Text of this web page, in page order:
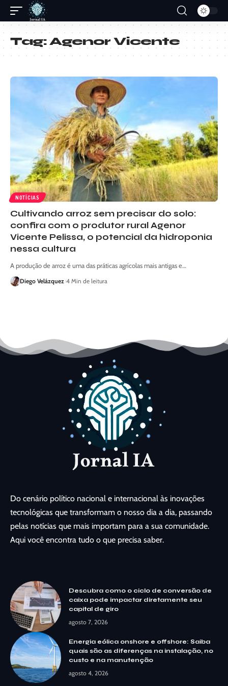
Tag:Agenor Vicente
NOTÍCIAS
Cultivando arroz sem precisar do solo:
confira com o produtor rural Agenor
Vicente Pelissa, o potencial da hidroponia
nessa cultura
A produção de arroz é uma das práticas agrícolas mais antigas e…
Diego Velázquez 4 Min de leitura
Do cenário político nacional e internacional às inovações
tecnológicas que transformam o nosso dia a dia, passando
pelas notícias que mais importam para a sua comunidade.
Aqui você encontra tudo o que precisa saber.
Descubra como o ciclo de conversão de
caixa pode impactar diretamente seu
capital de giro
agosto 7, 2026
Energia eólica onshore e offshore: Saiba
quais são as diferenças na instalação, no
custo e na manutenção
agosto 4, 2026